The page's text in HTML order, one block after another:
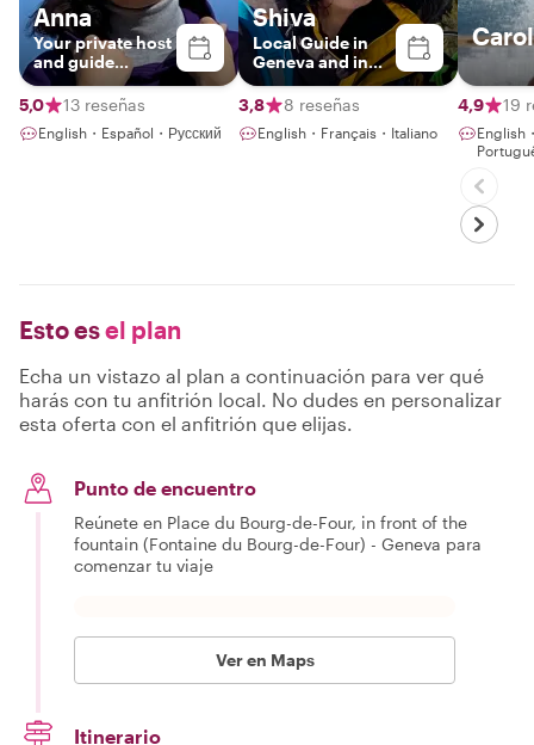
Anna
Your private host
and guide
through Geneva,
Lausanne,
Montreaux
5,0 13 reseñas
English・Español・Русский
Shiva
Local Guide in
Geneva and in
Switzerland
3,8
8 reseñas
English・Français・Italiano
4,9 19
English
Esto esel plan
Echa un vistazo al plan a continuación para ver qué
harás con tu anfitrión local. No dudes en personalizar
esta oferta con el anfitrión que elijas.
Punto de encuentro
Reúnete en Place du Bourg-de-Four, in front of the
fountain (Fontaine du Bourg-de-Four) - Geneva para
comenzar tu viaje
Ver en Maps
Itinerario